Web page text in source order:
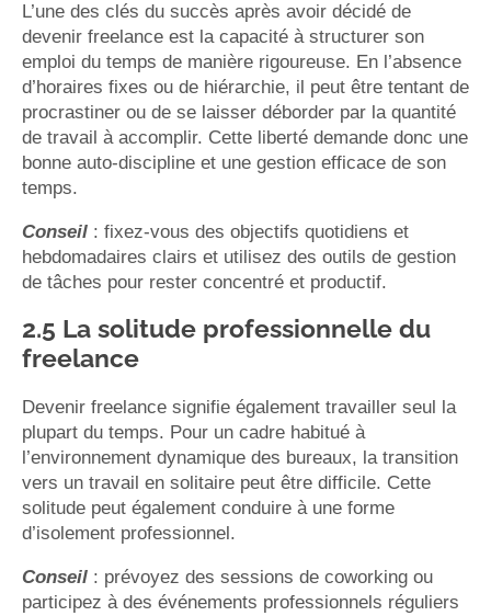
L’une des clés du succès après avoir décidé de
devenir freelance est la capacité à structurer son
emploi du temps de manière rigoureuse. En l’absence
d’horaires fixes ou de hiérarchie, il peut être tentant de
procrastiner ou de se laisser déborder par la quantité
de travail à accomplir. Cette liberté demande donc une
bonne auto-discipline et une gestion efficace de son
temps.
Conseil : fixez-vous des objectifs quotidiens et
hebdomadaires clairs et utilisez des outils de gestion
de tâches pour rester concentré et productif.
2.5 La solitude professionnelle du
freelance
Devenir freelance signifie également travailler seul la
plupart du temps. Pour un cadre habitué à
l’environnement dynamique des bureaux, la transition
vers un travail en solitaire peut être difficile. Cette
solitude peut également conduire à une forme
d’isolement professionnel.
Conseil : prévoyez des sessions de coworking ou
participez à des événements professionnels réguliers